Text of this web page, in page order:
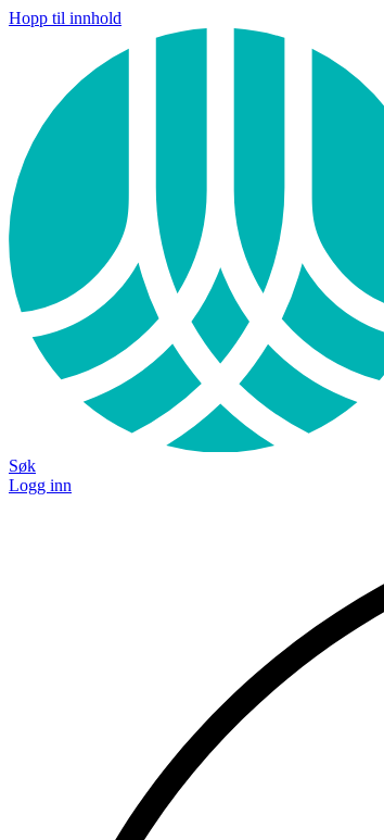
Hopp til innhold
Søk
Logg inn